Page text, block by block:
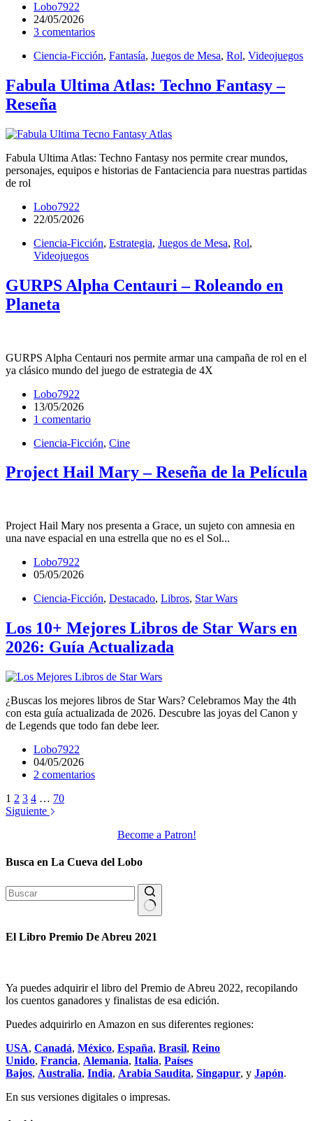
Lobo7922
24/05/2026
3 comentarios
Ciencia-Ficción, Fantasía, Juegos de Mesa, Rol, Videojuegos
Fabula Ultima Atlas: Techno Fantasy –
Reseña
Fabula Ultima Atlas: Techno Fantasy nos permite crear mundos,
personajes, equipos e historias de Fantaciencia para nuestras partidas
de rol
Lobo7922
22/05/2026
Ciencia-Ficción, Estrategia, Juegos de Mesa, Rol,
Videojuegos
GURPS Alpha Centauri – Roleando en
Planeta
GURPS Alpha Centauri nos permite armar una campaña de rol en el
ya clásico mundo del juego de estrategia de 4X
Lobo7922
13/05/2026
1 comentario
Ciencia-Ficción, Cine
Project Hail Mary – Reseña de la Película
Project Hail Mary nos presenta a Grace, un sujeto con amnesia en
una nave espacial en una estrella que no es el Sol...
Lobo7922
05/05/2026
Ciencia-Ficción, Destacado, Libros, Star Wars
Los 10+ Mejores Libros de Star Wars en
2026: Guía Actualizada
¿Buscas los mejores libros de Star Wars? Celebramos May the 4th
con esta guía actualizada de 2026. Descubre las joyas del Canon y
de Legends que todo fan debe leer.
Lobo7922
04/05/2026
2 comentarios
1 2 3 4 … 70
Siguiente
Become a Patron!
Busca en La Cueva del Lobo
resultados
El Libro Premio De Abreu 2021
Ya puedes adquirir el libro del Premio de Abreu 2022, recopilando
los cuentos ganadores y finalistas de esa edición.
Puedes adquirirlo en Amazon en sus diferentes regiones:
USA, Canadá, México, España, Brasil, Reino
Unido, Francia, Alemania, Italia, Países
Bajos, Australia, India, Arabia Saudita, Singapur, y Japón.
En sus versiones digitales o impresas.